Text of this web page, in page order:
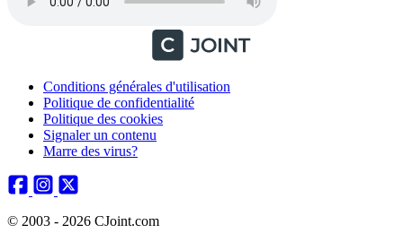
Conditions générales d'utilisation
Politique de confidentialité
Politique des cookies
Signaler un contenu
Marre des virus?
© 2003 - 2026 CJoint.com